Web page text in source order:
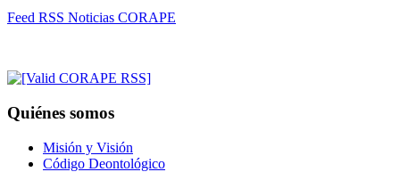
Feed RSS Noticias CORAPE
Quiénes somos
Misión y Visión
Código Deontológico